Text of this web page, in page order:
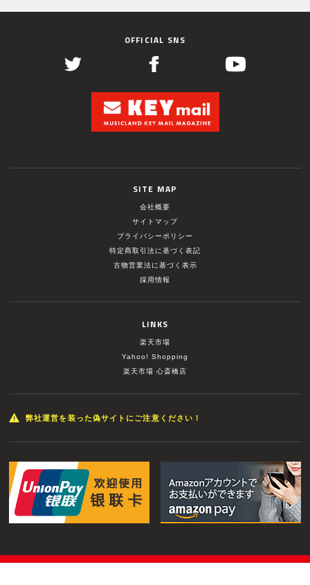
OFFICIAL SNS
SITE MAP
会社概要
サイトマップ
プライバシーポリシー
特定商取引法に基づく表記
古物営業法に基づく表示
採用情報
LINKS
楽天市場
Yahoo! Shopping
楽天市場 心斎橋店
弊社運営を装った偽サイトにご注意ください！